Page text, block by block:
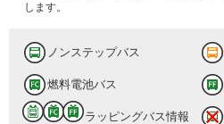
します。
ノンステップバス
燃料電池バス
ラッピングバス情報